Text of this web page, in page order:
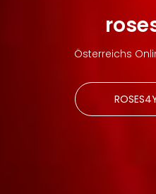
Österreichs